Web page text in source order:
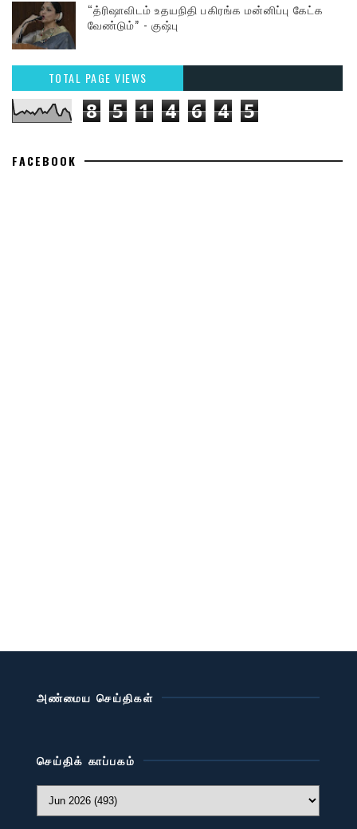
“த்ரிஷாவிடம் உதயநிதி பகிரங்க மன்னிப்பு கேட்க
வேண்டும்” - குஷ்பு
TOTAL PAGE VIEWS
8 5 1 4 6 4 5
FACEBOOK
அண்மைய செய்திகள்
செய்திக் காப்பகம்